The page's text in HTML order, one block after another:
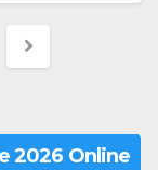
2026 Online